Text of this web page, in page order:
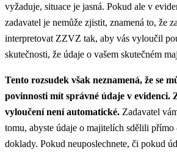
vyžaduje, situace je jasná. Pokud ale v
zadavatel je nemůže zjistit, znamená to, že
interpretovat ZZVZ tak, aby vás vyloučil
skutečnosti, že údaje o vašem skutečném
Tento rozsudek však neznamená, že se
povinnosti mít správné údaje v evidenci.
vyloučení není automatické. Zadavatel
tomu, abyste údaje o majitelích sdělili přímo
doklady. Pokud neuposlechnete, či pokud